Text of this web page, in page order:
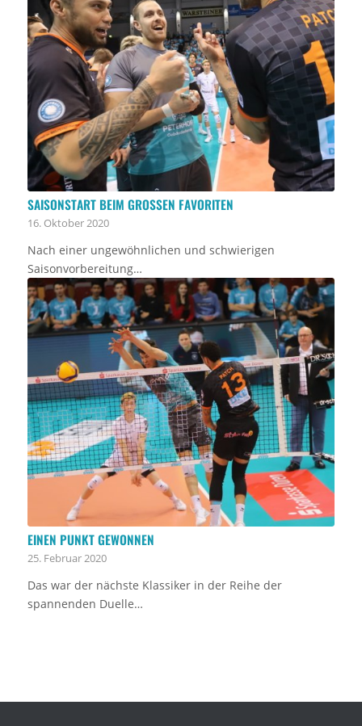
SAISONSTART BEIM GROSSEN FAVORITEN
16. Oktober 2020
Nach einer ungewöhnlichen und schwierigen
Saisonvorbereitung…
EINEN PUNKT GEWONNEN
25. Februar 2020
Das war der nächste Klassiker in der Reihe der
spannenden Duelle…